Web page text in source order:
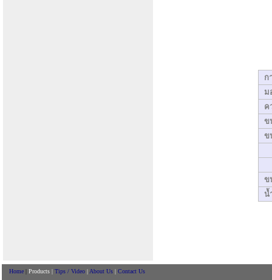
ก
ม
ค
ข
ข
ข
น้
Home | Products | Tips / Video | About Us | Contact Us